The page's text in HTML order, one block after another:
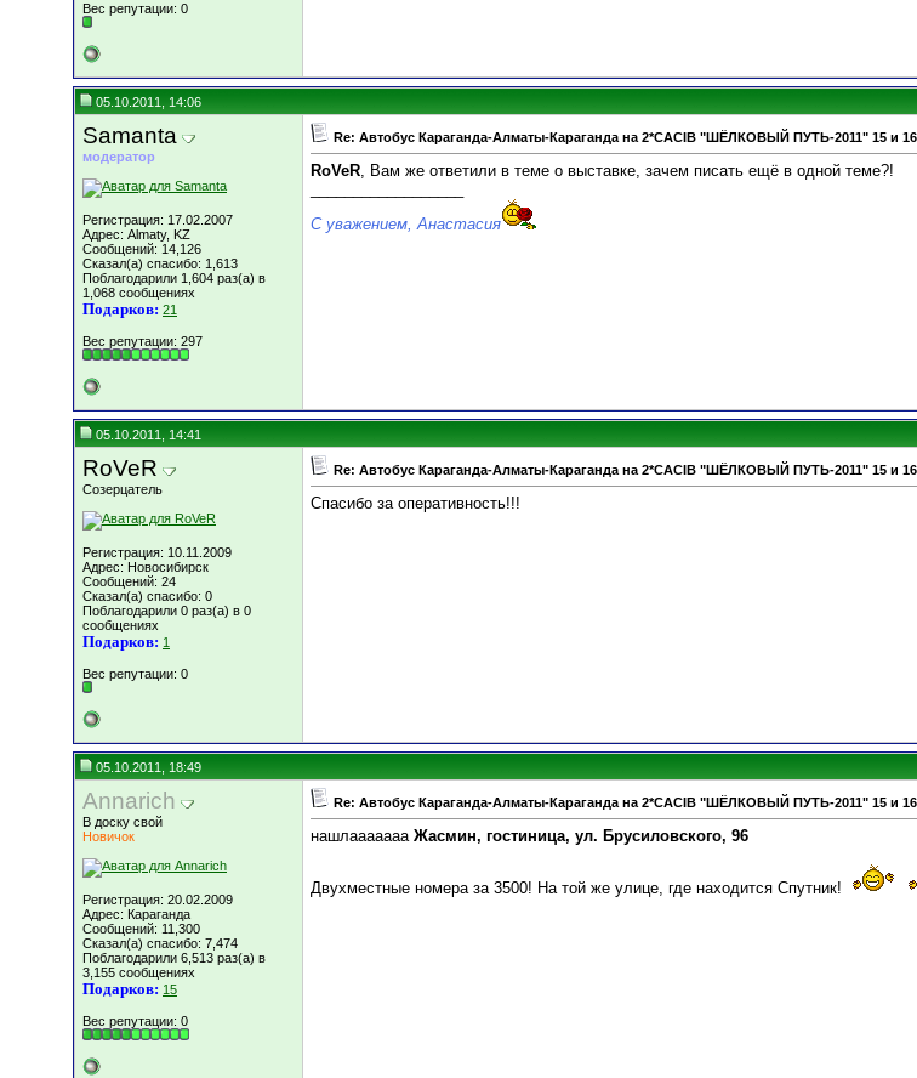
Вес репутации: 0
05.10.2011, 14:06
Samanta
модератор
Регистрация: 17.02.2007
Адрес: Almaty, KZ
Сообщений: 14,126
Сказал(а) спасибо: 1,613
Поблагодарили 1,604 раз(а) в
1,068 сообщениях
Подарков: 21
Вес репутации: 297
Re: Автобус Караганда-Алматы-Караганда на 2*CACIB "ШЁЛКОВЫЙ ПУТЬ-2011" 15 и
RoVeR, Вам же ответили в теме о выставке, зачем писать ещё в одной теме?!
С уважением, Анастасия
05.10.2011, 14:41
RoVeR
Созерцатель
Регистрация: 10.11.2009
Адрес: Новосибирск
Сообщений: 24
Сказал(а) спасибо: 0
Поблагодарили 0 раз(а) в 0
сообщениях
Подарков: 1
Вес репутации: 0
Re: Автобус Караганда-Алматы-Караганда на 2*CACIB "ШЁЛКОВЫЙ ПУТЬ-2011" 15 и
Спасибо за оперативность!!!
05.10.2011, 18:49
Annarich
В доску свой
Новичок
Регистрация: 20.02.2009
Адрес: Караганда
Сообщений: 11,300
Сказал(а) спасибо: 7,474
Поблагодарили 6,513 раз(а) в
3,155 сообщениях
Подарков: 15
Вес репутации: 0
Re: Автобус Караганда-Алматы-Караганда на 2*CACIB "ШЁЛКОВЫЙ ПУТЬ-2011" 15 и
нашлааааааа Жасмин, гостиница, ул. Брусиловского, 96
Двухместные номера за 3500! На той же улице, где находится Спутник!